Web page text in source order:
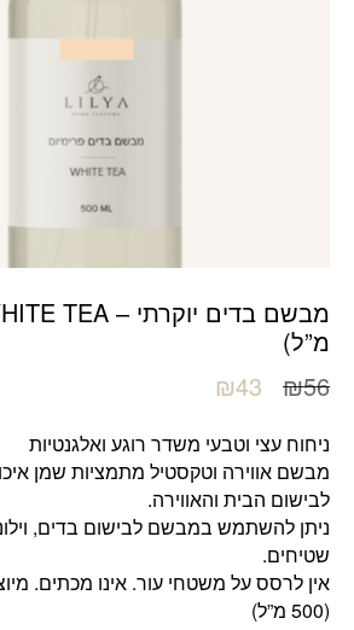
מ”ל)
₪56
המחיר
היה:
₪56.
₪43
הוא:
₪43.
ניחוח עצי וטבעי משדר רוגע ואלגנטיות
מבשם אווירה וטקסטיל מתמציות שמן
לבישום הבית והאווירה.
ניתן להשתמש במבשם לבישום בדים,
שטיחים.
אין לרסס על משטחי עור. אינו מכתים.
(500 מ”ל)